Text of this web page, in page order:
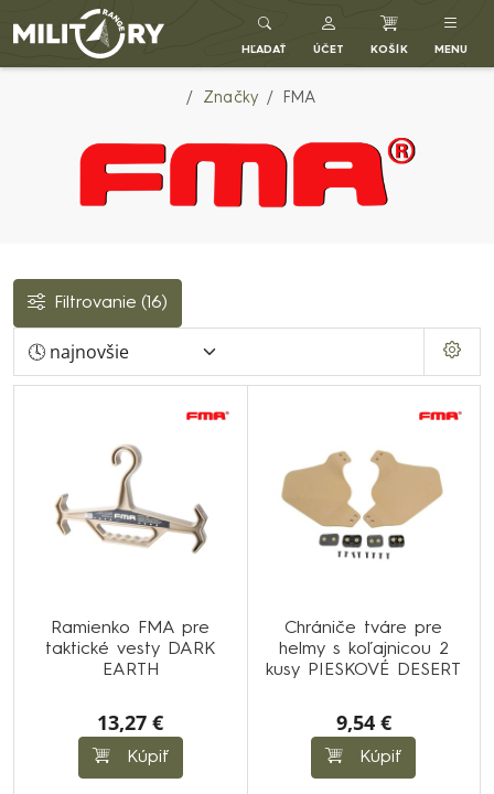
Army shop MILITARY RANGE SK
HĽADAŤ ÚČET KOŠÍK MENU
Značky FMA
Filtrovanie (16)
Ramienko FMA pre
taktické vesty DARK
EARTH
13,27 €
Kúpiť
Chrániče tváre pre
helmy s koľajnicou 2
kusy PIESKOVÉ DESERT
9,54 €
Kúpiť